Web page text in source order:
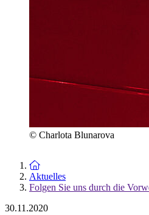
© Charlota Blunarova
Zur Startseite
Aktuelles
Folgen Sie uns durch die
30.11.2020